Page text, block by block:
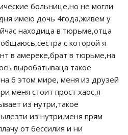
больнице,но не могли
имею дочь 4года,живем у
находица в тюрьме,отца
с которой я
в амереке,брат в тюрьме,на
выробатываца такое
б этом мире, меня из друзей
меня стоит прост хаос,я
из нутри,такое
из нутри,меня прям
от бессилия и ни